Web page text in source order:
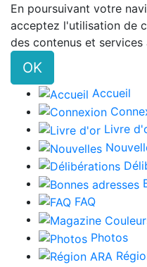
En poursuivant votre
acceptez l'utilisation de
des contenus et services
OK
Accueil
Livre
FAQ
Photos